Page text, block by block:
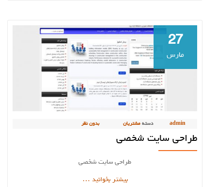
27
مارس
admin دسته مشتریان بدون نظر
طراحی سایت شخصی
طراحی سایت شخصی
بیشتر بخوانیددربارهطراحی
…